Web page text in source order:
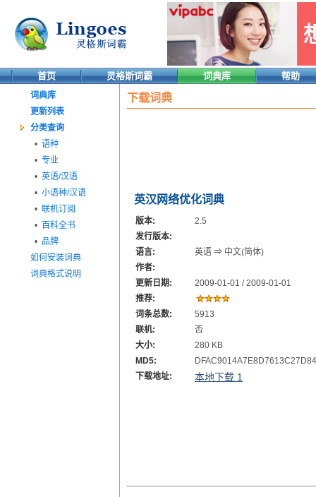
首页 灵格斯词霸 词典库 帮助
词典库
更新列表
分类查询
• 语种
• 专业
• 英语/汉语
• 小语种/汉语
• 联机订阅
• 百科全书
• 品牌
如何安装词典
词典格式说明
下载词典
英汉网络优化词典
版本:
2.5
发行版本:
语言:
英语 ⇒ 中文(简体)
作者:
更新日期:
2009-01-01 / 2009-01-01
推荐:
词条总数:
5913
联机:
否
大小:
280 KB
MD5:
下载地址:
本地下载 1